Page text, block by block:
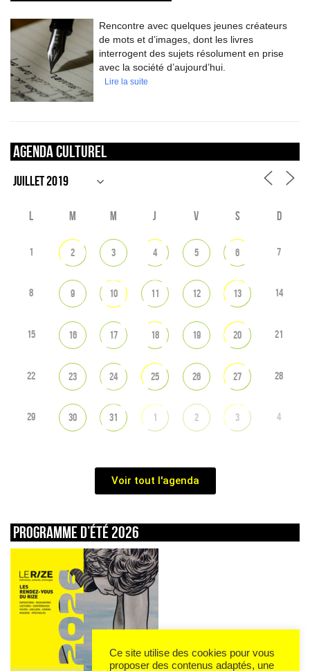
Rencontre avec quelques jeunes créateurs
de mots et d’images, dont les livres
interrogent des sujets résolument en prise
avec la société d’aujourd’hui.
Lire la suite
Agenda culturel
L M M J V S D
1 2 3 4 5 6 7
8 9 10 11 12 13 14
15 16 17 18 19 20 21
22 23 24 25 26 27 28
29 30 31 1 2 3 4
Voir tout l'agenda
Programme d’été 2026
Ce site utilise des cookies pour vous
proposer des contenus adaptés, une